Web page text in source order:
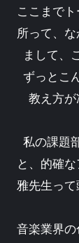
ここまで
所って、な
まして、
ずっとこ
教え方
私の課題
と、的確
雅先生っ
音楽業界の